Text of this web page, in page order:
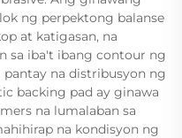
ng perpektong balanse
at katigasan, na
sa iba't ibang contour ng
na distribusyon ng
backing pad ay ginawa
na lumalaban sa
na kondisyon ng